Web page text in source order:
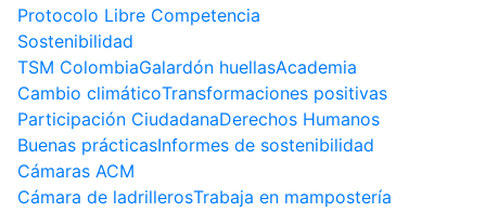
Protocolo Libre Competencia
Sostenibilidad
TSM ColombiaGalardón huellasAcademia
Cambio climáticoTransformaciones positivas
Participación CiudadanaDerechos Humanos
Buenas prácticasInformes de sostenibilidad
Cámaras ACM
Cámara de ladrillerosTrabaja en mampostería